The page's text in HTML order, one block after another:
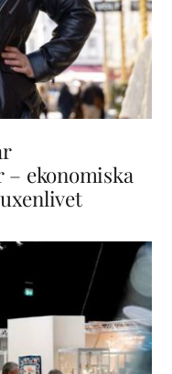
ekonomiska